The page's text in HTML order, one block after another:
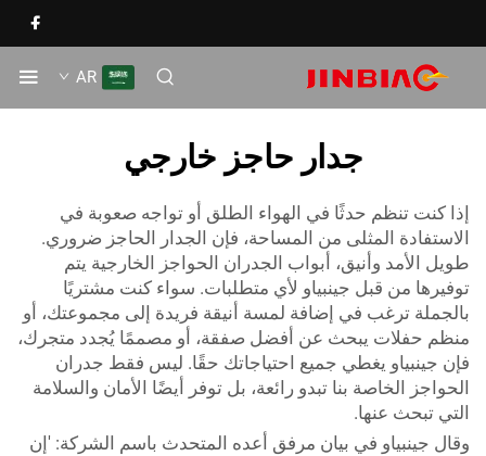
AR
جدار حاجز خارجي
كنت تنظم حدثًا في الهواء الطلق أو تواجه صعوبة في
المثلى من المساحة، فإن الجدار الحاجز ضروري.
الأمد وأنيق،أبواب الجدران الحواجز الخارجيةيتم
من قبل جينبياو لأي متطلبات. سواء كنت مشتريًا
ترغب في إضافة لمسة أنيقة فريدة إلى مجموعتك، أو
حفلات يبحث عن أفضل صفقة، أو مصممًا يُجدد متجرك،
جينبياو يغطي جميع احتياجاتك حقًا. ليس فقط جدران
الخاصة بنا تبدو رائعة، بل توفر أيضًا الأمان والسلامة
تبحث عنها.
جينبياو في بيان مرفق أعده المتحدث باسم الشركة: 'إن